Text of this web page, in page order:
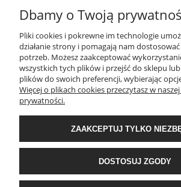
INFORMACJE
PŁATNOŚCI I
O NAS
POPULARNE
Dbamy o Twoją
Pliki cookies i pokrewne im technologie
działanie strony i pomagają nam
potrzeb. Możesz zaakceptować
wszystkich tych plików i przejść do sklepu
plików do swoich preferencji, wybierając
Więcej o plikach cookies przeczytasz w
prywatności.
ZAAKCEPTUJ TYLKO
DOSTOSUJ ZGODY